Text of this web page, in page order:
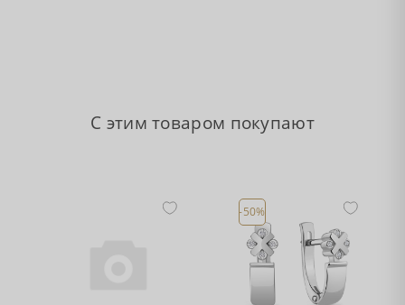
С этим товаром покупают
-50%